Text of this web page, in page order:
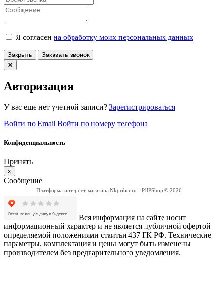
Я согласен на обработку моих персональных данных
Закрыть Заказать звонок
Авторизация
У вас еще нет учетной записи? Зарегистрироваться
Войти по Email Войти по номеру телефона
Конфиденциальность
Принять
x
Сообщение
Платформа интернет-магазина Nkpribor.ru - PHPShop © 2026
Вся информация на сайте носит
информационный характер и не является публичной офертой
определяемой положениями стаитьи 437 ГК РФ. Технические
параметры, комплектация и цены могут быть изменены
производителем без предварительного уведомления.